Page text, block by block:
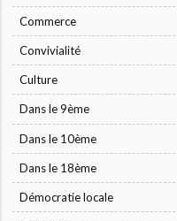
Commerce
Convivialité
Culture
Dans le 9ème
Dans le 10ème
Dans le 18ème
Démocratie locale